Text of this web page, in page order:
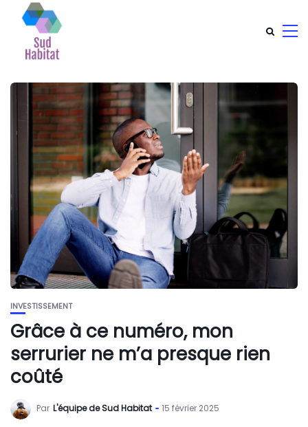
INVESTISSEMENT
Grâce à ce numéro, mon
serrurier ne m’a presque rien
coûté
Par L'équipe de Sud Habitat 15 février 2025